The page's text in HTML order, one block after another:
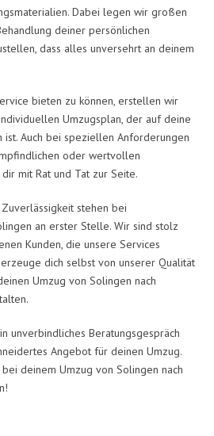
Dabei legen wir großen
deiner persönlichen
dass alles unversehrt an deinem
bieten zu können, erstellen wir
Umzugsplan, der auf deine
ist. Auch bei speziellen Anforderungen
oder wertvollen
mit Rat und Tat zur Seite.
stehen bei
an erster Stelle. Wir sind stolz
Kunden, die unsere Services
dich selbst von unserer Qualität
Umzug von Solingen nach
unverbindliches Beratungsgespräch
Angebot für deinen Umzug.
deinem Umzug von Solingen nach